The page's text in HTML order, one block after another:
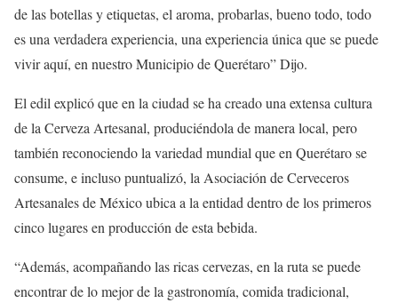
de las botellas y etiquetas, el aroma, probarlas, bueno todo, todo
es una verdadera experiencia, una experiencia única que se puede
vivir aquí, en nuestro Municipio de Querétaro” Dijo.
El edil explicó que en la ciudad se ha creado una extensa cultura
de la Cerveza Artesanal, produciéndola de manera local, pero
también reconociendo la variedad mundial que en Querétaro se
consume, e incluso puntualizó, la Asociación de Cerveceros
Artesanales de México ubica a la entidad dentro de los primeros
cinco lugares en producción de esta bebida.
“Además, acompañando las ricas cervezas, en la ruta se puede
encontrar de lo mejor de la gastronomía, comida tradicional,